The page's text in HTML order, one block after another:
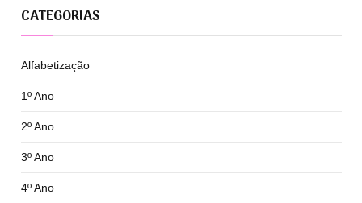
CATEGORIAS
Alfabetização
1º Ano
2º Ano
3º Ano
4º Ano